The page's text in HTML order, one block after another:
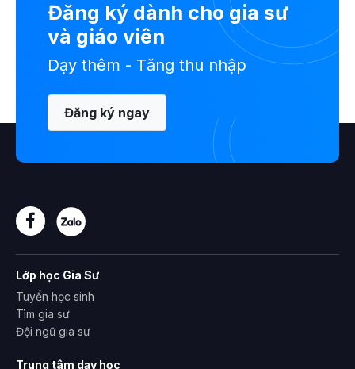
Đăng ký dành cho gia sư
và giáo viên
Dạy thêm - Tăng thu nhập
Đăng ký ngay
Lớp học Gia Sư
Tuyển học sinh